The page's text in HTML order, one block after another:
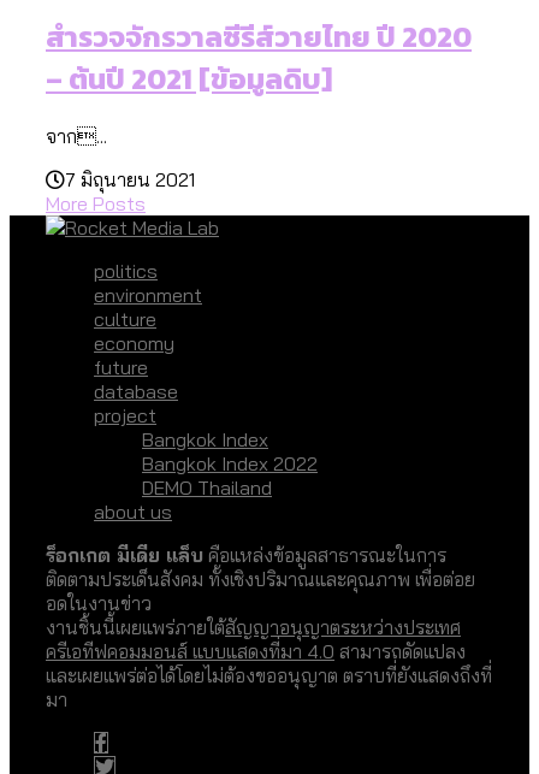
สำรวจจักรวาลซีรีส์วายไทย ปี 2020
– ต้นปี 2021 [ข้อมูลดิบ]
จาก...
7 มิถุนายน 2021
More Posts
politics
environment
culture
economy
future
database
project
Bangkok Index
Bangkok Index 2022
DEMO Thailand
about us
ร็อกเกต มีเดีย แล็บ คือแหล่งข้อมูลสาธารณะในการ
ติดตามประเด็นสังคม ทั้งเชิงปริมาณและคุณภาพ เพื่อต่อย
อดในงานข่าว
งานชิ้นนี้เผยแพร่ภายใต้สัญญาอนุญาตระหว่างประเทศ
ครีเอทีฟคอมมอนส์ แบบแสดงที่มา 4.0 สามารถดัดแปลง
และเผยแพร่ต่อได้โดยไม่ต้องขออนุญาต ตราบที่ยังแสดงถึงที่
มา